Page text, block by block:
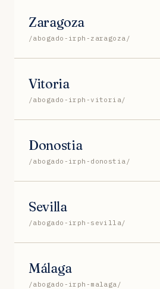
Zaragoza
/abogado-irph-zaragoza/
Vitoria
/abogado-irph-vitoria/
Donostia
/abogado-irph-donostia/
Sevilla
/abogado-irph-sevilla/
Málaga
/abogado-irph-malaga/